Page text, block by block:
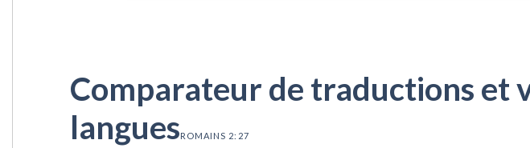
Comparateur de traductions et
languesROMAINS 2:27